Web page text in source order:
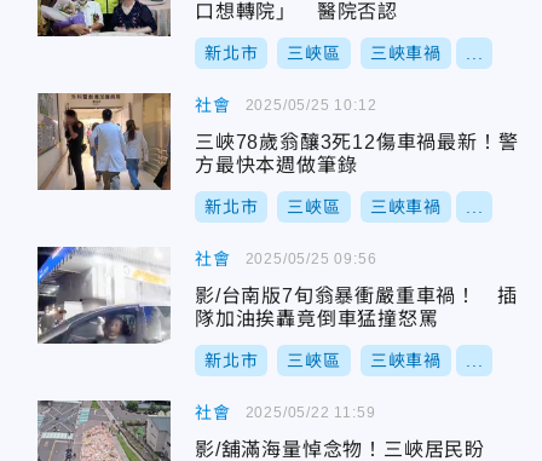
口想轉院」 醫院否認
新北市 三峽區 三峽車禍
社會
三峽78歲翁釀3死12傷車禍最新！警
方最快本週做筆錄
新北市 三峽區 三峽車禍
2025/05/25 10:12
社會
影/台南版7旬翁暴衝嚴重車禍！ 插
隊加油挨轟竟倒車猛撞怒罵
新北市 三峽區 三峽車禍
2025/05/25 09:56
社會
影/舖滿海量悼念物！三峽居民盼
2025/05/22 11:59